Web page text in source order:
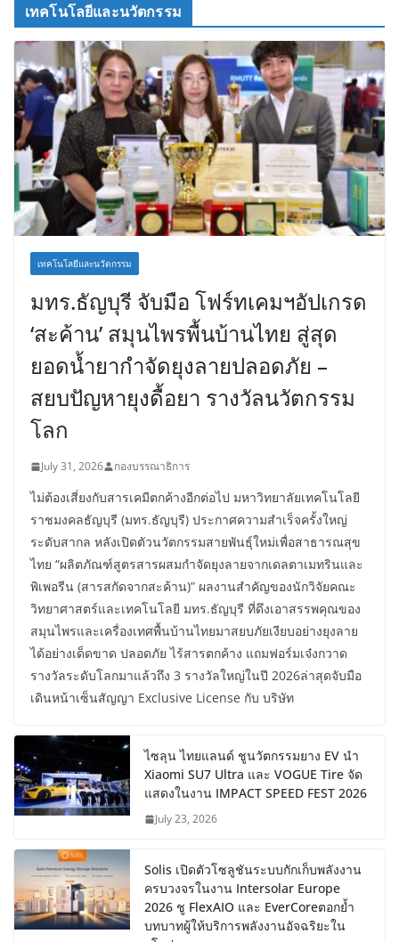
เทคโนโลยีและนวัตกรรม
เทคโนโลยีและนวัตกรรม
มทร.ธัญบุรี จับมือ โฟร์ทเคมฯอัปเกรด
‘สะค้าน’ สมุนไพรพื้นบ้านไทย สู่สุด
ยอดน้ำยากำจัดยุงลายปลอดภัย –
สยบปัญหายุงดื้อยา รางวัลนวัตกรรม
โลก
July 31, 2026 กองบรรณาธิการ
ไม่ต้องเสี่ยงกับสารเคมีตกค้างอีกต่อไป มหาวิทยาลัยเทคโนโลยี
ราชมงคลธัญบุรี (มทร.ธัญบุรี) ประกาศความสำเร็จครั้งใหญ่
ระดับสากล หลังเปิดตัวนวัตกรรมสายพันธุ์ใหม่เพื่อสาธารณสุข
ไทย “ผลิตภัณฑ์สูตรสารผสมกำจัดยุงลายจากเดลตาเมทรินและ
พิเพอรีน (สารสกัดจากสะค้าน)” ผลงานสำคัญของนักวิจัยคณะ
วิทยาศาสตร์และเทคโนโลยี มทร.ธัญบุรี ที่ดึงเอาสรรพคุณของ
สมุนไพรและเครื่องเทศพื้นบ้านไทยมาสยบภัยเงียบอย่างยุงลาย
ได้อย่างเด็ดขาด ปลอดภัย ไร้สารตกค้าง แถมฟอร์มเจ๋งกวาด
รางวัลระดับโลกมาแล้วถึง 3 รางวัลใหญ่ในปี 2026ล่าสุดจับมือ
เดินหน้าเซ็นสัญญา Exclusive License กับ บริษัท
ไซลุน ไทยแลนด์ ชูนวัตกรรมยาง EV นำ
Xiaomi SU7 Ultra และ VOGUE Tire จัด
แสดงในงาน IMPACT SPEED FEST 2026
July 23, 2026
Solis เปิดตัวโซลูชันระบบกักเก็บพลังงาน
ครบวงจรในงาน Intersolar Europe
2026 ชู FlexAIO และ EverCoreตอกย้ำ
บทบาทผู้ให้บริการพลังงานอัจฉริยะใน